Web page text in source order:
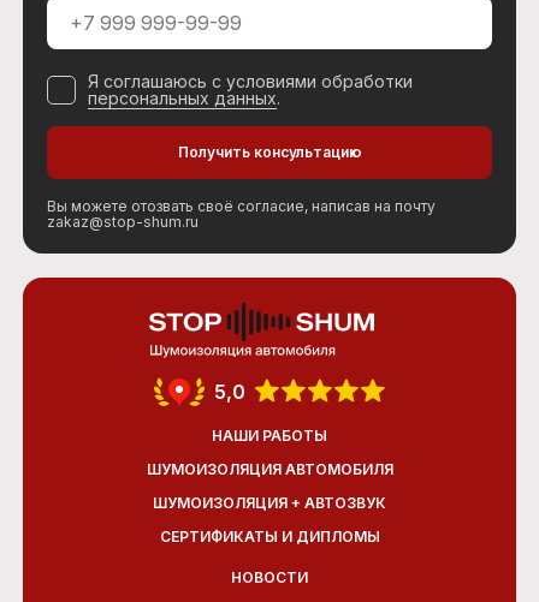
Я соглашаюсь с условиями обработки
персональных данных.
Вы можете отозвать своё согласие, написав на почту
zakaz@stop-shum.ru
5,0
НАШИ РАБОТЫ
ШУМОИЗОЛЯЦИЯ АВТОМОБИЛЯ
ШУМОИЗОЛЯЦИЯ + АВТОЗВУК
СЕРТИФИКАТЫ И ДИПЛОМЫ
НОВОСТИ